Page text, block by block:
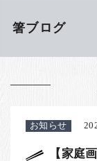
銀座夏野・箸長に
こども和食器 小夏
箸ブログ
お知らせ
【家庭